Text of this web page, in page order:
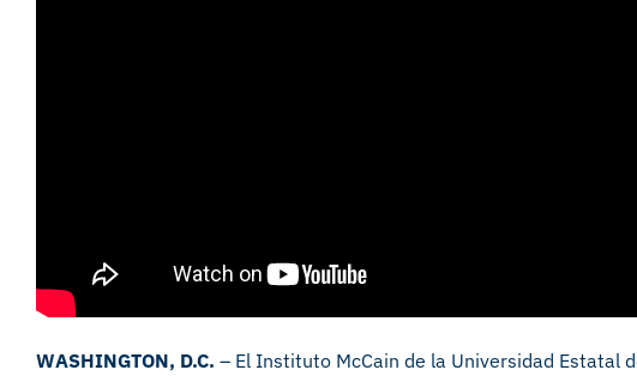
WASHINGTON, D.C. – El Instituto McCain de la Universidad Estatal